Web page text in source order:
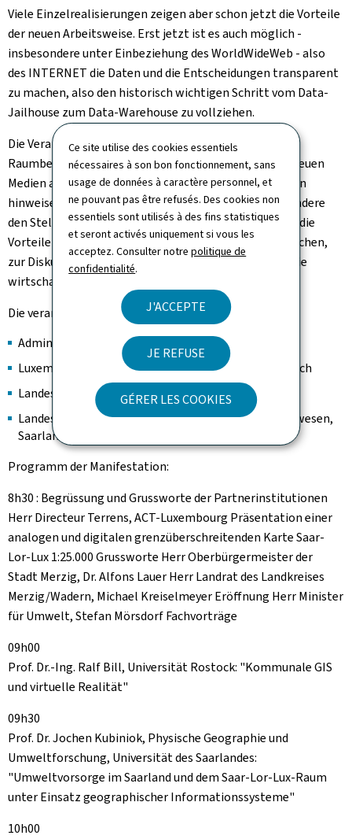
Ce site utilise des cookies essentiels
nécessaires à son bon fonctionnement, sans
usage de données à caractère personnel, et
ne pouvant pas être refusés. Des cookies non
essentiels sont utilisés à des fins statistiques
et seront activés uniquement si vous les
acceptez. Consulter notrepolitique de
confidentialité.
J'ACCEPTE
JE REFUSE
GÉRER LES COOKIES
Viele Einzelrealisierungen zeigen aber schon jetzt die Vorteile
der neuen Arbeitsweise. Erst jetzt ist es auch möglich -
insbesondere unter Einbeziehung des WorldWideWeb - also
des INTERNET die Daten und die Entscheidungen transparent
zu machen, also den historisch wichtigen Schritt vom Data-
Jailhouse zum Data-Warehouse zu vollziehen.
Die Veranstaltung "Über die Grenze- Basisdaten und
Raumbezug für Saar-Lor-Lux" wollte die Vorteile der neuen
Medien aufzeigen, auf die Bedeutung der Geobasisdaten
hinweisen, neue Wege öffnen. Sie wollte aber insbesondere
den Stellen, den Praktikern, den Menschen der Region die
Vorteile eines einheitlichen Raumbezuges bewußt machen,
zur Diskussion anregen, Mut zur Innovation machen, die
wirtschaftliche Kraft der Region stärken.
Die veranstaltenden Partner
Administration du cadastre et de la topographie,
Luxemburg Institut géographique national, Frankreich
Landesvermessungsamt Rheinland-Pfalz
Landesamt für Kataster-, Vermessungs- und Kartenwesen,
Saarland
Programm der Manifestation:
8h30 : Begrüssung und Grussworte der Partnerinstitutionen
Herr Directeur Terrens, ACT-Luxembourg Präsentation einer
analogen und digitalen grenzüberschreitenden Karte Saar-
Lor-Lux 1:25.000 Grussworte Herr Oberbürgermeister der
Stadt Merzig, Dr. Alfons Lauer Herr Landrat des Landkreises
Merzig/Wadern, Michael Kreiselmeyer Eröffnung Herr Minister
für Umwelt, Stefan Mörsdorf Fachvorträge
09h00
Prof. Dr.-Ing. Ralf Bill, Universität Rostock: "Kommunale GIS
und virtuelle Realität"
09h30
Prof. Dr. Jochen Kubiniok, Physische Geographie und
Umweltforschung, Universität des Saarlandes:
"Umweltvorsorge im Saarland und dem Saar-Lor-Lux-Raum
unter Einsatz geographischer Informationssysteme"
10h00